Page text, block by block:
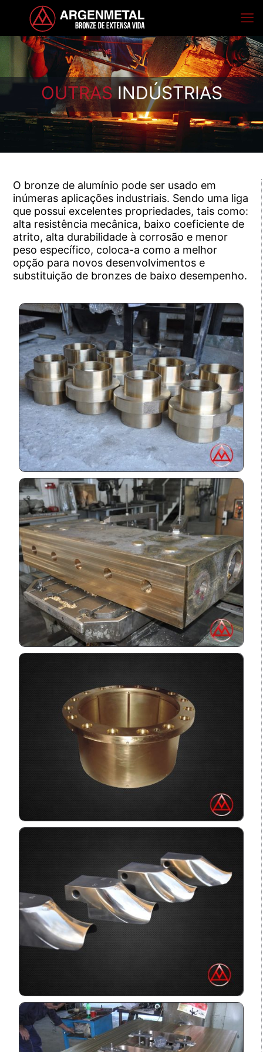
OUTRAS INDÚSTRIAS
O bronze de alumínio pode ser usado em
inúmeras aplicações industriais. Sendo uma liga
que possui excelentes propriedades, tais como:
alta resistência mecânica, baixo coeficiente de
atrito, alta durabilidade à corrosão e menor
peso específico, coloca-a como a melhor
opção para novos desenvolvimentos e
substituição de bronzes de baixo desempenho.